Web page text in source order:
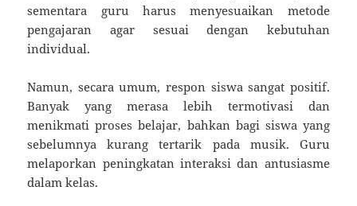
sementara guru harus menyesuaikan metode
pengajaran agar sesuai dengan kebutuhan
individual.
Namun, secara umum, respon siswa sangat positif.
Banyak yang merasa lebih termotivasi dan
menikmati proses belajar, bahkan bagi siswa yang
sebelumnya kurang tertarik pada musik. Guru
melaporkan peningkatan interaksi dan antusiasme
dalam kelas.